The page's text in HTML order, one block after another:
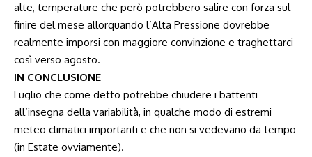
alte, temperature che però potrebbero salire con forza sul
finire del mese allorquando l’Alta Pressione dovrebbe
realmente imporsi con maggiore convinzione e traghettarci
così verso agosto.
IN CONCLUSIONE
Luglio che come detto potrebbe chiudere i battenti
all’insegna della variabilità, in qualche modo di estremi
meteo climatici importanti e che non si vedevano da tempo
(in Estate ovviamente).